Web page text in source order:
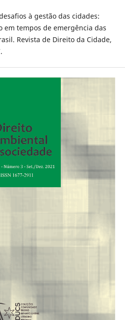
à gestão das cidades:
em tempos de emergência das
Revista de Direito da Cidade,